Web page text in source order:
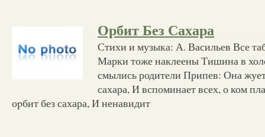
Орбит Без Сахара
Стихи и музыка: А. Васильев Все
Марки тоже наклеены Тишина в
смылись родители Припев: Она
сахара, И вспоминает всех, о ком
оpбит без сахара, И ненавидит